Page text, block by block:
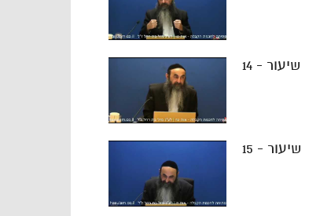
שיעור - 14
שיעור - 15